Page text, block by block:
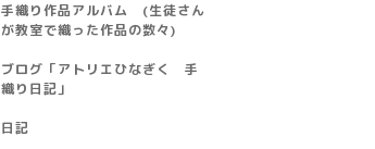
手織り作品アルバム (生徒さん
が教室で織った作品の数々)
ブログ「アトリエひなぎく 手
織り日記」
日記